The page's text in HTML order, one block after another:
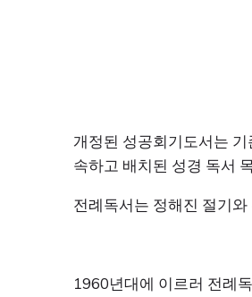
개정된 성공회기도서는
속하고 배치된 성경 독서
전례독서는 정해진 절기
1960년대에 이르러 전례